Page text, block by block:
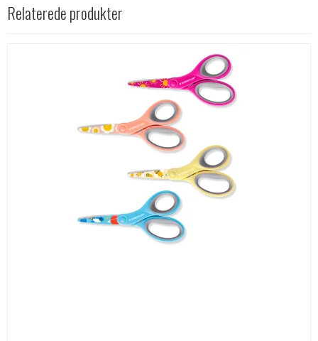
Relaterede produkter